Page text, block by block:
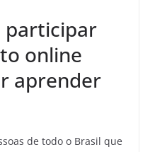
participar
online
aprender
de todo o Brasil que